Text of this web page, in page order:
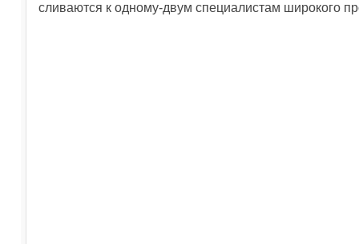
сливаются к одному-двум специалистам широкого